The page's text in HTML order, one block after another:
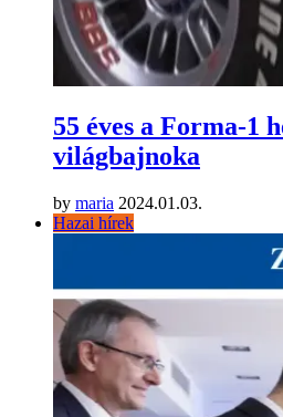
55 éves a Forma-1
világbajnoka
by maria 2024.01.03.
Hazai hírek